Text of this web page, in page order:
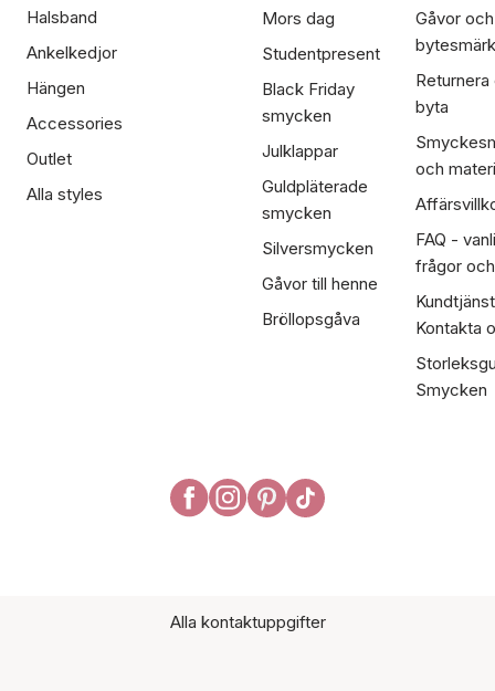
Halsband
Ankelkedjor
Hängen
Accessories
Outlet
Alla styles
Mors dag
Studentpresent
Black Friday
smycken
Julklappar
Guldpläterade
smycken
Silversmycken
Gåvor till henne
Bröllopsgåva
Gåvor och
Returnera
byta
och
FAQ -
frågor
Kontakta
Smycken
Alla kontaktuppgifter